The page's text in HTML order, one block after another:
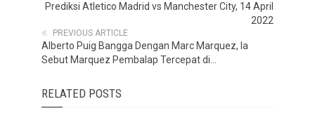
Prediksi Atletico Madrid vs Manchester City, 14 April
2022
PREVIOUS ARTICLE
Alberto Puig Bangga Dengan Marc Marquez, Ia
Sebut Marquez Pembalap Tercepat di...
RELATED POSTS